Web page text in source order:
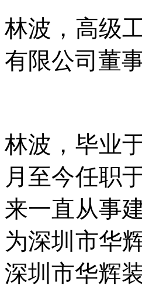
林波，高级
有限公司董事
林波，毕业
月至今任职
来一直从事
为深圳市华
深圳市华辉